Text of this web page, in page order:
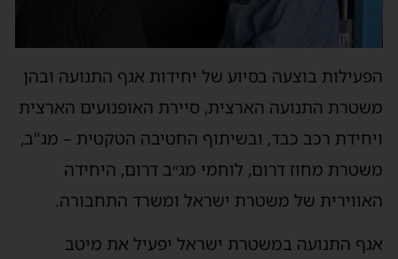
הפעילות בוצעה בסיוע של יחידות אגף התנועה ובהן
משטרת התנועה הארצית, סיירת האופנועים הארצית
ויחידת רכב כבד, ובשיתוף החטיבה הטקטית – מג"ב,
משטרת מחוז דרום, לוחמי מג״ב דרום, היחידה
האווירית של משטרת ישראל ומשרד התחבורה.
אגף התנועה במשטרת ישראל יפעיל את מיטב